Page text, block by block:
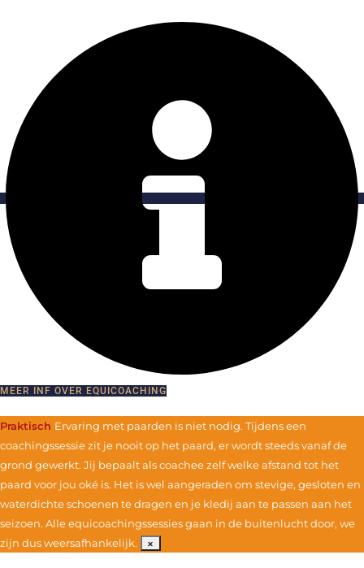
MEER INF OVER EQUICOACHING
Praktisch Ervaring met paarden is niet nodig. Tijdens een
coachingssessie zit je nooit op het paard, er wordt steeds vanaf de
grond gewerkt. Jij bepaalt als coachee zelf welke afstand tot het
paard voor jou oké is. Het is wel aangeraden om stevige, gesloten en
waterdichte schoenen te dragen en je kledij aan te passen aan het
seizoen. Alle equicoachingssessies gaan in de buitenlucht door, we
zijn dus weersafhankelijk.
×